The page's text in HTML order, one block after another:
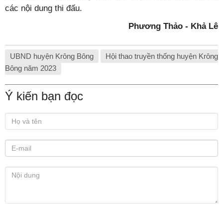
các nội dung thi đấu.
Phương Thảo - Khả Lê
UBND huyện Krông Bông
Hội thao truyền thống huyện Krông
Bông năm 2023
Ý kiến bạn đọc